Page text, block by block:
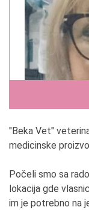
1. Kako ste i
"Beka Vet"
medicinske
Počeli smo sa
lokacija gde
im je potrebno na